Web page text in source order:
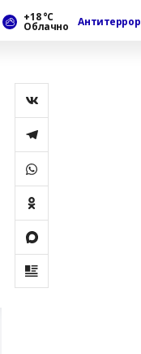
+18 °С
Облачно Антитеррор